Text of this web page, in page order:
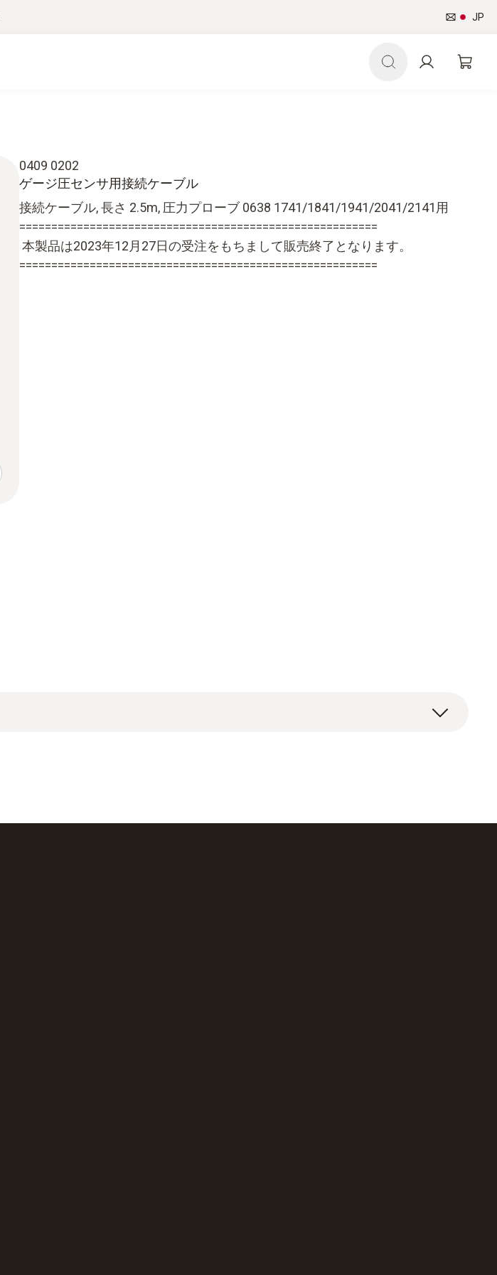
JP
0409 0202
ゲージ圧センサ用接続ケーブル
接続ケーブル, 長さ 2.5m, 圧力プローブ 0638 1741/1841/1941/2041/2141用
========================================================
本製品は2023年12月27日の受注をもちまして販売終了となります。
========================================================